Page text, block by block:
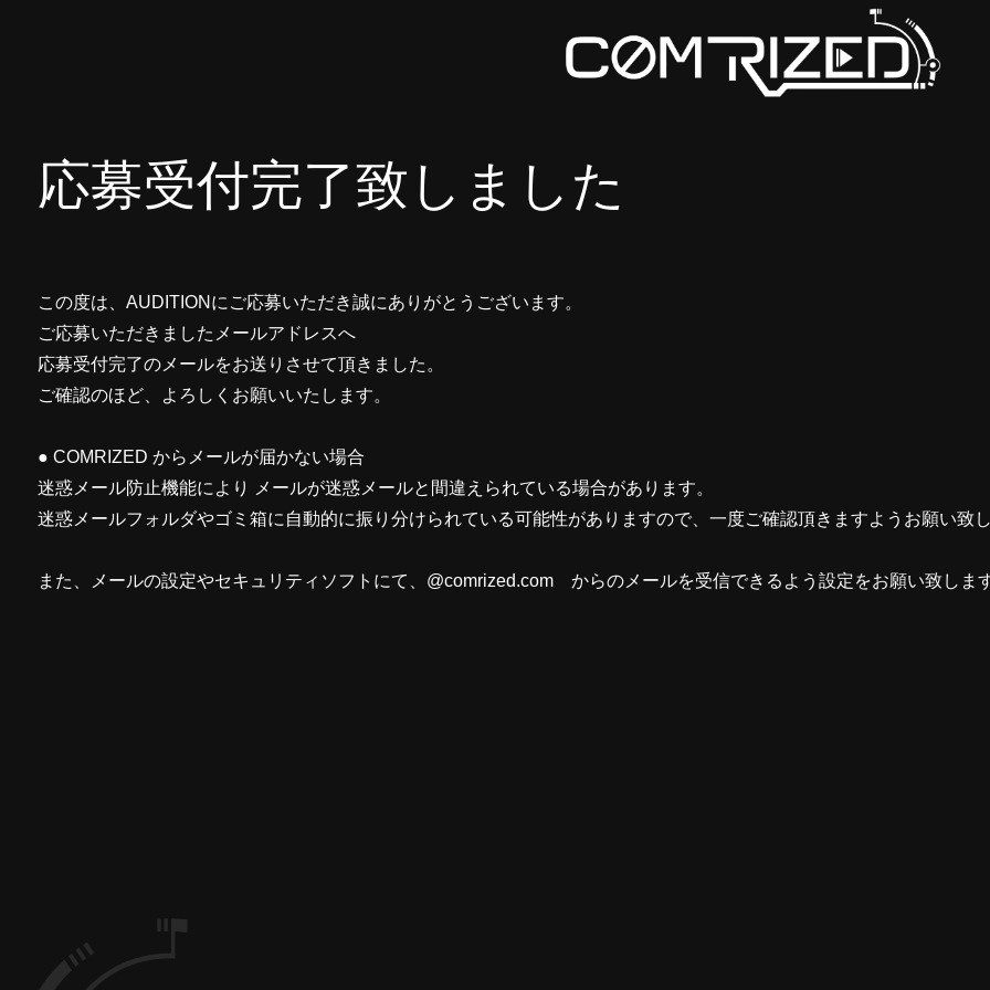
応募受付完了致しました
この度は、AUDITIONにご応募いただき誠にありがとうございます。
ご応募いただきましたメールアドレスへ
応募受付完了のメールをお送りさせて頂きました。
ご確認のほど、よろしくお願いいたします。
● COMRIZED からメールが届かない場合
迷惑メール防止機能により メールが迷惑メールと間違えられている場合があります。
迷惑メールフォルダやゴミ箱に自動的に振り分けられている可能性がありますので、一度ご確認頂きますようお願い致し
また、メールの設定やセキュリティソフトにて、@comrized.com からのメールを受信できるよう設定をお願い致します